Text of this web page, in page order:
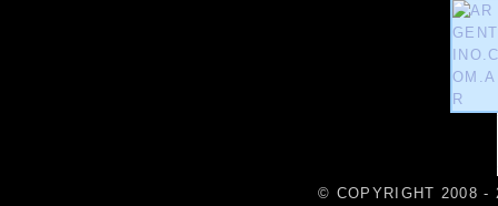
© COPYRIGHT 2008